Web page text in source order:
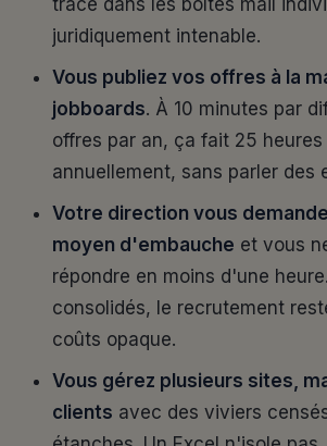
trace dans les boîtes mail
juridiquement intenable.
Vous publiez vos offres à la
jobboards. À 10 minutes par
offres par an, ça fait 25 heures
annuellement, sans parler des
Votre direction vous
moyen d'embauche et vous
répondre en moins d'une
consolidés, le recrutement
coûts opaque.
Vous gérez plusieurs sites,
clients avec des viviers